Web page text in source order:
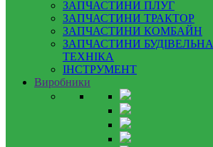
ЗАПЧАСТИНИ ПЛУГ
ЗАПЧАСТИНИ ТРАКТОР
ЗАПЧАСТИНИ КОМБАЙН
ЗАПЧАСТИНИ БУДІВЕЛЬНА
ТЕХНІКА
ІНСТРУМЕНТ
Виробники